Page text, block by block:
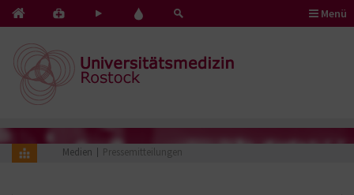
Kontakt
Notfälle
Pflege
Herz
Blut
Menü
Medien Pressemitteilungen